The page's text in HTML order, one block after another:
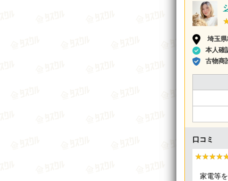
埼玉
本人確
古物商
口コミ
家電等